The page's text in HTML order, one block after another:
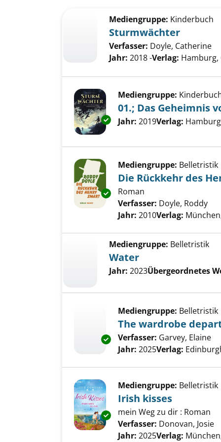
Zu den Suchfiltern springen
Mediengruppe: Kinderbuch
Sturmwächter
Verfasser: Doyle, Catherine
Jahr: 2018 -Verlag: Hamburg,
Exemplar-Details von 01.;
Mediengruppe:
01.; Das Geheimnis
Suche nach diesem
Jahr: 2019Verlag:
Exemplar-Details von Die
Mediengruppe: Belletristik
Die Rückkehr des
Roman
Verfasser: Doyle, Roddy
Jahr: 2010Verlag:
Mediengruppe: Belletristik
Water
Jahr: 2023Übergeordnetes
Exemplar-Details von The
Mediengruppe: Belletristik
The wardrobe
Verfasser: Garvey, Elaine
Jahr: 2025Verlag:
Exemplar-Details von Irish
Mediengruppe: Belletristik
Irish kisses
mein Weg zu dir : Roman
Verfasser: Donovan, Josie
Jahr: 2025Verlag: